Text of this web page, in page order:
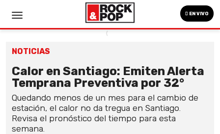
EN VIVO
NOTICIAS
Calor en Santiago: Emiten Alerta
Temprana Preventiva por 32°
Quedando menos de un mes para el cambio de
estación, el calor no da tregua en Santiago.
Revisa el pronóstico del tiempo para esta
semana.